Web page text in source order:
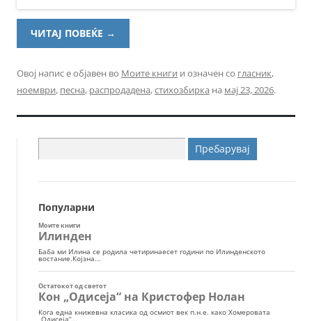
ЧИТАЈ ПОВЕЌЕ →
Овој напис е објавен во Моите книги и означен со гласник,
ноември, песна, распродадена,стихозбирка на мај 23, 2026.
за:
Популарни